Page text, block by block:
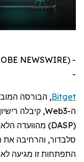
-
Bitget
, הבורסה
ה-Web3
, קיבלה
(
DASP) מהוועדה
סלבדור, והרחיבה את